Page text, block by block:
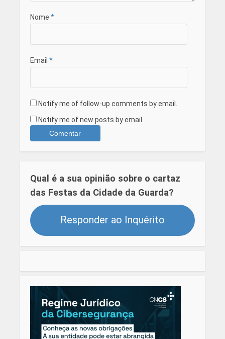
Nome *
Email *
Notify me of follow-up comments by email.
Notify me of new posts by email.
Qual é a sua opinião sobre o cartaz
das Festas da Cidade da Guarda?
Responder ao Inquérito